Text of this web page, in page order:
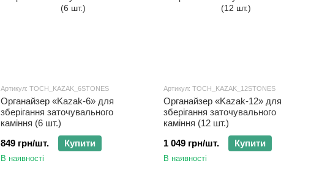
Артикул: TOCH_KAZAK_6STONES
Органайзер «Kazak-6» для
зберігання заточувального
каміння (6 шт.)
849 грн/шт.
Купити
В наявності
Артикул: TOCH_KAZAK_12STONES
Органайзер «Kazak-12» для
зберігання заточувального
каміння (12 шт.)
1 049 грн/шт.
Купити
В наявності